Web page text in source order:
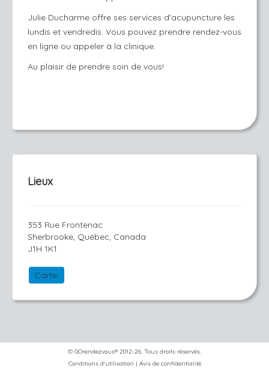
Julie Ducharme offre ses services d'acupuncture les
lundis et vendredis. Vous pouvez prendre rendez-vous
en ligne ou appeler à la clinique.
Au plaisir de prendre soin de vous!
Lieux
353 Rue Frontenac
Sherbrooke, Québec, Canada
J1H 1K1
Carte
© GOrendezvous® 2012-26. Tous droits réservés.
Conditions d'utilisation | Avis de confidentialité